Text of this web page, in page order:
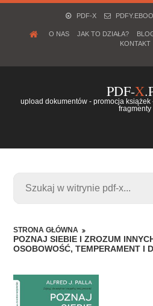
PDF-X
O NAS JAK TO DZIAŁA?
KONTAKT
PDF-X
upload dokumentów - promocja książek
fragmenty
STRONA GŁÓWNA
POZNAJ SIEBIE I ZROZUM
OSOBOWOŚĆ, TEMPERAMENT I